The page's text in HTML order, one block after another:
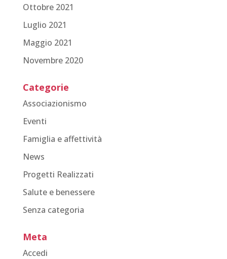
Ottobre 2021
Luglio 2021
Maggio 2021
Novembre 2020
Categorie
Associazionismo
Eventi
Famiglia e affettività
News
Progetti Realizzati
Salute e benessere
Senza categoria
Meta
Accedi